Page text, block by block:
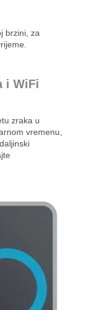
brzini, za
i WiFi
zraka u
vremenu,